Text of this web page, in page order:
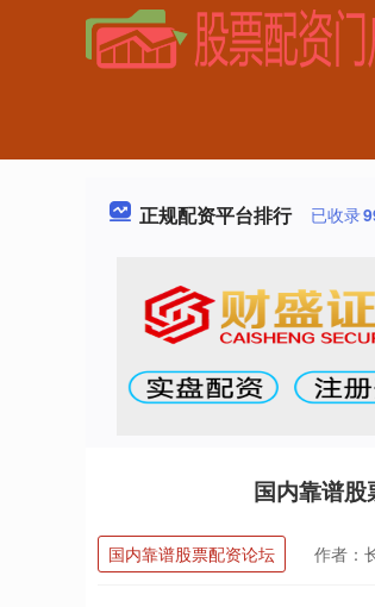
正规配资平台排行 已收录
国内靠谱
国内靠谱股票配资论坛 作者：